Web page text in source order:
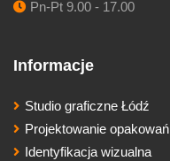
Pn-Pt 9.00 - 17.00
Informacje
Studio graficzne Łódź
Projektowanie opakowań
Identyfikacja wizualna